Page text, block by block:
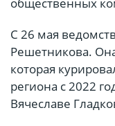
общественных
С 26 мая
Решетникова.
которая
региона с 2022
Вячеславе